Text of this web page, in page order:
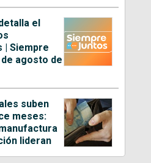
el
| Siempre
agosto de
suben
meses:
lideran